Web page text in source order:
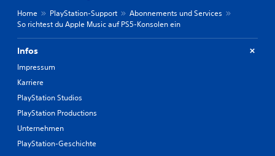
Home PlayStation-Support
Abonnements und Services
So richtest du Apple Music auf PS5-Konsolen ein
Infos
Impressum
Karriere
PlayStation Studios
PlayStation Productions
Unternehmen
PlayStation-Geschichte